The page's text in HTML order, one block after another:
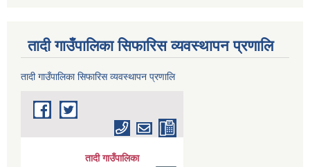
तादी गाउँपालिका सिफारिस व्यवस्थापन प्रणालि
तादी गाउँपालिका सिफारिस व्यवस्थापन प्रणालि